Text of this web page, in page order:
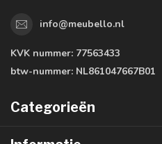
info@meubello.nl
KVK nummer: 77563433
btw-nummer: NL861047667B01
Categorieën